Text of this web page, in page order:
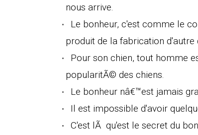
nous arrive.
Le bonheur, c'est comme le
produit de la fabrication d'autre
Pour son chien, tout homme
popularitÃ© des chiens.
Le bonheur nâ€™est jamais
Il est impossible d'avoir
C'est lÃ qu'est le secret du